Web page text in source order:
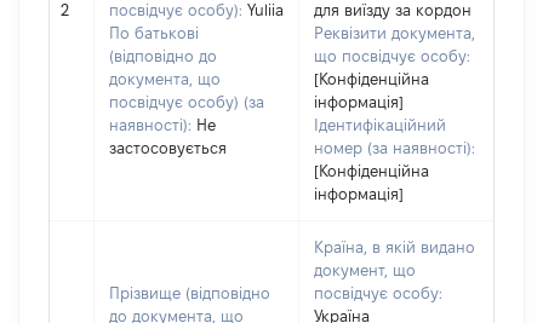
2
посвідчує особу): Yuliia
По батькові
(відповідно до
документа, що
посвідчує особу) (за
наявності): Не
застосовується
для виїзду за кордон
Реквізити документа,
що посвідчує особу:
[Конфіденційна
інформація]
Ідентифікаційний
номер (за наявності):
[Конфіденційна
інформація]
Прізвище (відповідно
до документа, що
Країна, в якій видано
документ, що
посвідчує особу:
Україна